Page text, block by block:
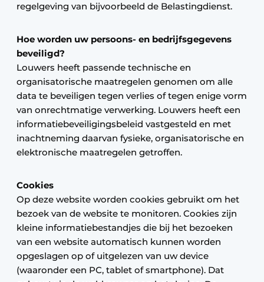
regelgeving van bijvoorbeeld de Belastingdienst.
Hoe worden uw persoons- en bedrijfsgegevens
beveiligd?
Louwers heeft passende technische en
organisatorische maatregelen genomen om alle
data te beveiligen tegen verlies of tegen enige vorm
van onrechtmatige verwerking. Louwers heeft een
informatiebeveiligingsbeleid vastgesteld en met
inachtneming daarvan fysieke, organisatorische en
elektronische maatregelen getroffen.
Cookies
Op deze website worden cookies gebruikt om het
bezoek van de website te monitoren. Cookies zijn
kleine informatiebestandjes die bij het bezoeken
van een website automatisch kunnen worden
opgeslagen op of uitgelezen van uw device
(waaronder een PC, tablet of smartphone). Dat